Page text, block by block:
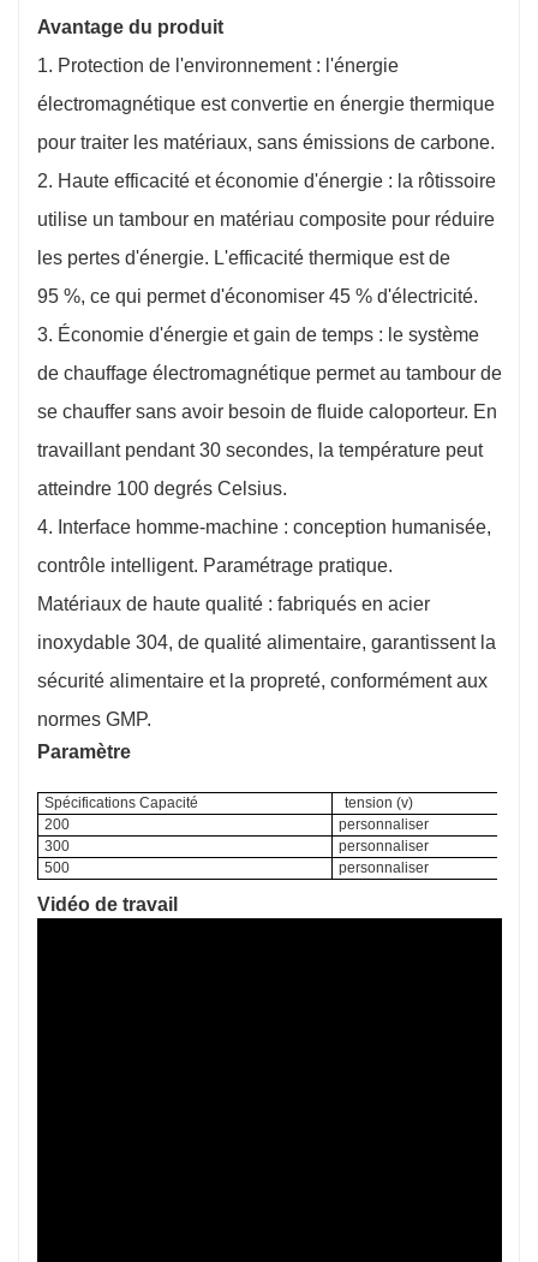
Avantage du produit
1. Protection de l'environnement : l'énergie
électromagnétique est convertie en énergie thermique
pour traiter les matériaux, sans émissions de carbone.
2. Haute efficacité et économie d'énergie : la rôtissoire
utilise un tambour en matériau composite pour réduire
les pertes d'énergie. L'efficacité thermique est de
95 %, ce qui permet d'économiser 45 % d'électricité.
3. Économie d'énergie et gain de temps : le système
de chauffage électromagnétique permet au tambour de
se chauffer sans avoir besoin de fluide caloporteur. En
travaillant pendant 30 secondes, la température peut
atteindre 100 degrés Celsius.
4. Interface homme-machine : conception humanisée,
contrôle intelligent. Paramétrage pratique.
Matériaux de haute qualité : fabriqués en acier
inoxydable 304, de qualité alimentaire, garantissent la
sécurité alimentaire et la propreté, conformément aux
normes GMP.
Paramètre
Spécifications Capacité
tension (v)
200
personnaliser
300
personnaliser
500
personnaliser
Vidéo de travail